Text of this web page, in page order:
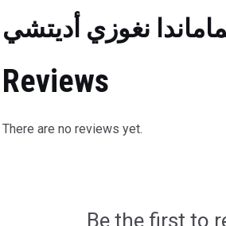
نغوزي أديتشي
Reviews
There are no reviews yet.